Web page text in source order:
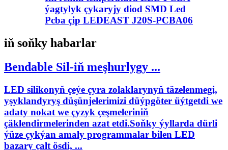
ýagtylyk çykaryjy diod SMD Led
Pcba çip LEDEAST J20S-PCBA06
iň soňky habarlar
Bendable Sil-iň meşhurlygy ...
LED silikonyň çeýe çyra zolaklarynyň täzelenmegi,
yşyklandyryş düşünjelerimizi düýpgöter üýtgetdi we
adaty nokat we çyzyk çeşmeleriniň
çäklendirmelerinden azat etdi.Soňky ýyllarda dürli
ýüze çykýan amaly programmalar bilen LED
bazary çalt ösdi, ...